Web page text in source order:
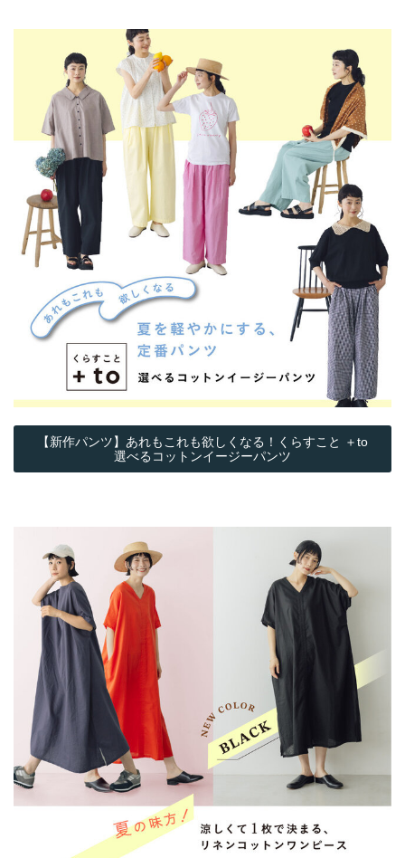
【新作パンツ】あれもこれも欲しくなる！くらすこと ＋to
選べるコットンイージーパンツ